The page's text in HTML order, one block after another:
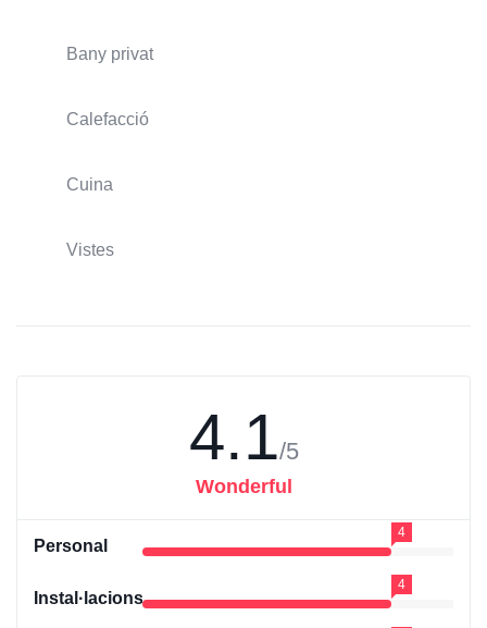
Bany privat
Calefacció
Cuina
Vistes
4.1/5
Wonderful
Personal
4
Instal·lacions
4